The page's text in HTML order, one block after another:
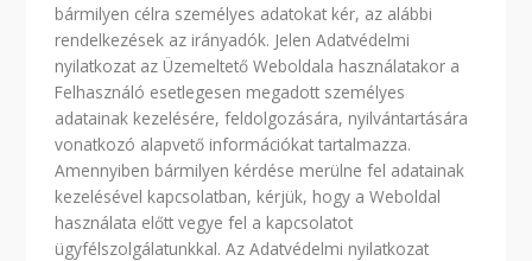
bármilyen célra személyes adatokat kér, az alábbi
rendelkezések az irányadók. Jelen Adatvédelmi
nyilatkozat az Üzemeltető Weboldala használatakor a
Felhasználó esetlegesen megadott személyes
adatainak kezelésére, feldolgozására, nyilvántartására
vonatkozó alapvető információkat tartalmazza.
Amennyiben bármilyen kérdése merülne fel adatainak
kezelésével kapcsolatban, kérjük, hogy a Weboldal
használata előtt vegye fel a kapcsolatot
ügyfélszolgálatunkkal. Az Adatvédelmi nyilatkozat